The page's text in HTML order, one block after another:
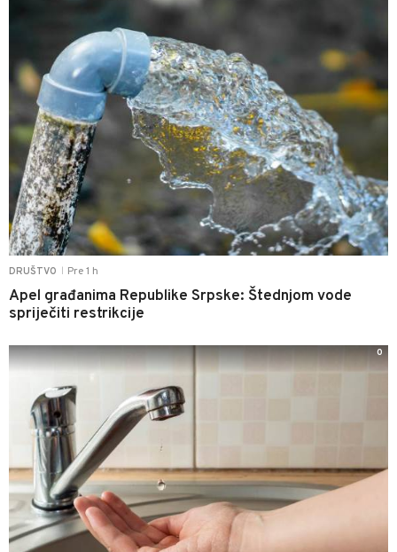
DRUŠTVO Pre 1 h
Apel građanima Republike Srpske: Štednjom vode
spriječiti restrikcije
0